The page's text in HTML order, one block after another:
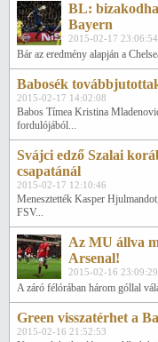
BL:
Bayern
2015-02-17 23:06:54
Bár az eredmény alapján a
Babosék
2015-02-17 14:02:08
Babos Tímea Kristina
fordulójából...
Svájci edző Szalai
csapatánál
2015-02-17 12:10:46
Menesztették Kasper
FSV...
Az MU állva
Arsenal!
2015-02-16 23:09:29
A záró félórában három góllal
Green visszatérhet a
2015-02-16 21:52:53